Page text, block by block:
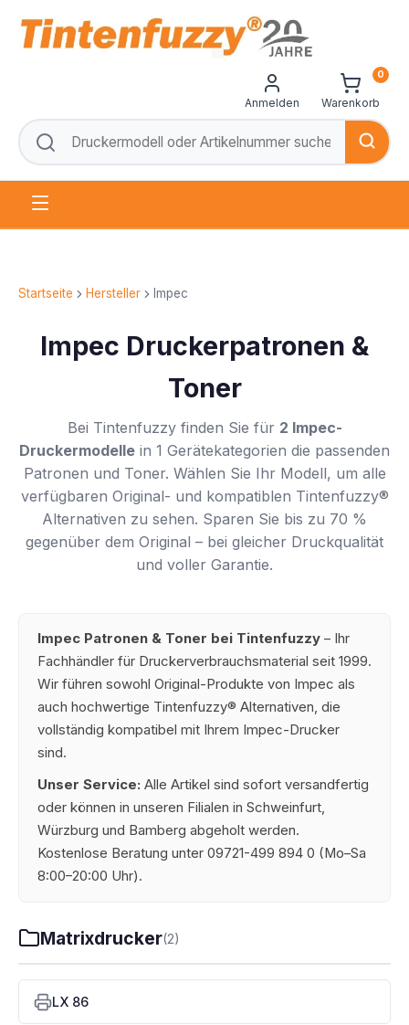
Anmelden Warenkorb
0
Startseite Hersteller Impec
Impec Druckerpatronen &
Toner
Bei Tintenfuzzy finden Sie für 2 Impec-
Druckermodelle in 1 Gerätekategorien die passenden
Patronen und Toner. Wählen Sie Ihr Modell, um alle
verfügbaren Original- und kompatiblen Tintenfuzzy®
Alternativen zu sehen. Sparen Sie bis zu 70 %
gegenüber dem Original – bei gleicher Druckqualität
und voller Garantie.
Impec Patronen & Toner bei Tintenfuzzy – Ihr
Fachhändler für Druckerverbrauchsmaterial seit 1999.
Wir führen sowohl Original-Produkte von Impec als
auch hochwertige Tintenfuzzy® Alternativen, die
vollständig kompatibel mit Ihrem Impec-Drucker
sind.
Unser Service: Alle Artikel sind sofort versandfertig
oder können in unseren Filialen in Schweinfurt,
Würzburg und Bamberg abgeholt werden.
Kostenlose Beratung unter 09721-499 894 0 (Mo–Sa
8:00–20:00 Uhr).
Matrixdrucker(2)
LX 86